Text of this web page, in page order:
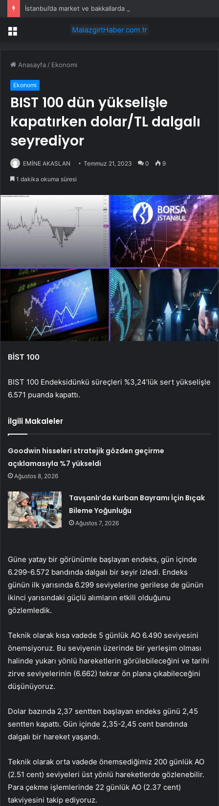
Menü
Anasayfa / Ekonomi
Ekonomi
BIST 100 dün yükselişle
kapatırken dolar/TL dalgalı
seyrediyor
EMİNE AKASLAN Temmuz 21, 2023 0 9
1 dakika okuma süresi
BİST 100
BIST 100 Endeksidünkü süreçleri %3,24’lük sert yükselişle
6.571 puanda kapattı.
İlgili Makaleler
Goodwin hisseleri stratejik gözden geçirme
açıklamasıyla %7 yükseldi
Ağustos 8, 2026
Tavşanlı’da Kurban Bayramı İçin Bıçak
Bileme Yoğunluğu
Ağustos 7, 2026
Güne yatay bir görünümle başlayan endeks, gün içinde
6.299-6.572 bandında dalgalı bir seyir izledi. Endeks
günün ilk yarısında 6.299 seviyelerine gerilese de günün
ikinci yarısındaki güçlü alımların etkili olduğunu
gözlemledik.
Teknik olarak kısa vadede 5 günlük AO 6.490 seviyesini
önemsiyoruz. Bu seviyenin üzerinde bir yerleşim olması
halinde yukarı yönlü hareketlerin görülebileceğini ve tarihi
zirve seviyelerinin (6.662) tekrar ön plana çıkabileceğini
düşünüyoruz.
Dolar bazında 2,37 sentten başlayan endeks günü 2,45
sentten kapattı. Gün içinde 2,35-2,45 cent bandında
dalgalı bir hareket yaşandı.
Teknik olarak orta vadede önemsediğimiz 200 günlük AO
(2.51 cent) seviyeleri üst yönlü hareketlerde gözlenebilir.
Para çekme işlemlerinde 22 günlük AO (2.37 cent)
takviyesini takip ediyoruz.